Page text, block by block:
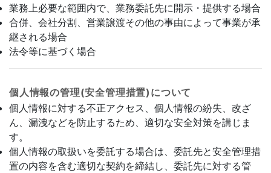
業務上必要な範囲内で、業務委託先に開示・提供する場合
合併、会社分割、営業譲渡その他の事由によって事業が承
継される場合
法令等に基づく場合
個人情報の管理(安全管理措置)について
個人情報に対する不正アクセス、個人情報の紛失、改ざ
ん、漏洩などを防止するため、適切な安全対策を講じま
す。
個人情報の取扱いを委託する場合は、委託先と安全管理措
置の内容を含む適切な契約を締結し、委託先に対する管